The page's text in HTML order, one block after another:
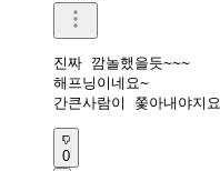
진짜 깜놀했을듯~~~
해프닝이네요~
간큰사람이 쫓아내야지
0